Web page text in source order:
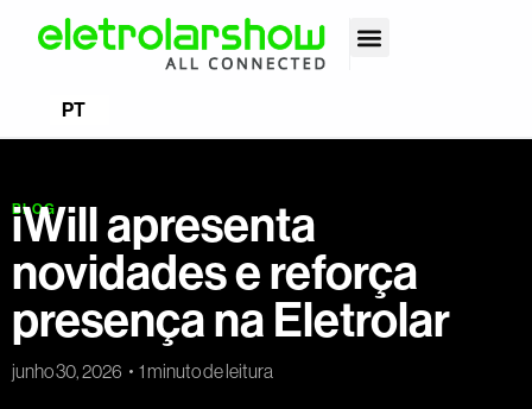
PT
ES
BLOG
iWill apresenta
novidades e reforça
presença na Eletrolar
junho 30, 2026 1 minuto de leitura